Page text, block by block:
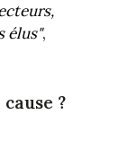
élus",
?